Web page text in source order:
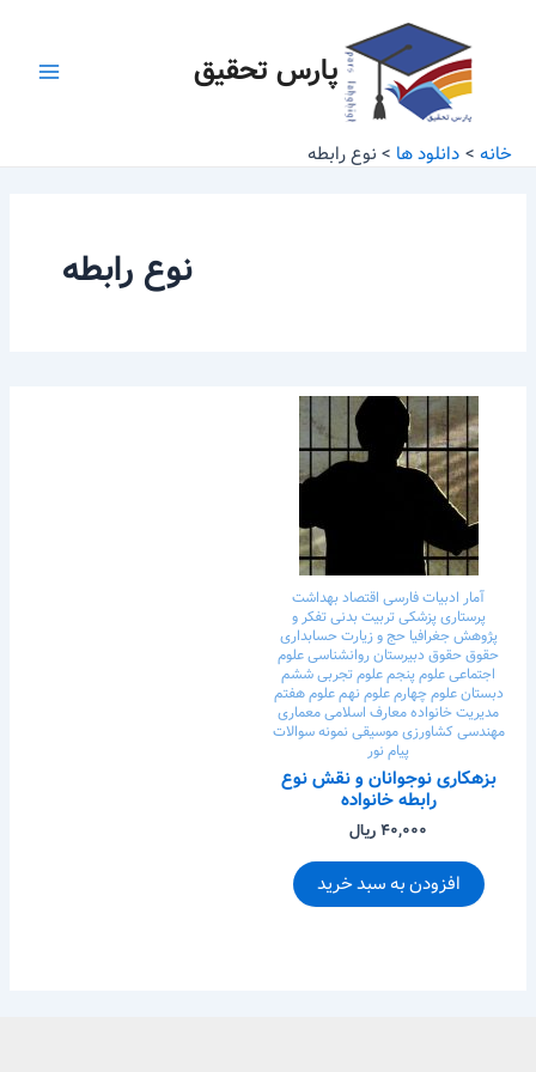
پارس تحقیق
خانه دانلود ها نوع رابطه
نوع رابطه
آمار ادبیات فارسی اقتصادبهداشت
پرستاریپزشکیتربیت بدنیتفکر و
پژوهشجغرافیاحج و زیارتحسابداری
حقوقحقوقدبیرستانروانشناسیعلوم
اجتماعیعلوم پنجمعلوم تجربی ششم
دبستانعلوم چهارمعلوم نهمعلوم هفتم
مدیریت خانوادهمعارف اسلامیمعماری
مهندسی کشاورزیموسیقینمونه سوالات
پیام نور
بزهکاری نوجوانان و نقش نوع
رابطه خانواده
۴۰,۰۰۰ ریال
افزودن به سبد خرید